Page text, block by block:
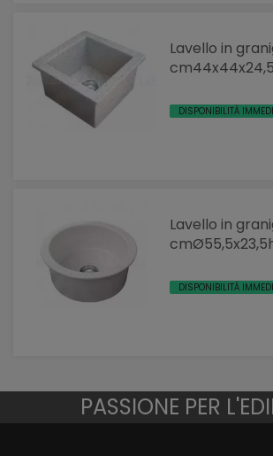
Lavello in
DISPONIBILITÀ
Lavello in
DISPONIBILITÀ
PASSIONE PER